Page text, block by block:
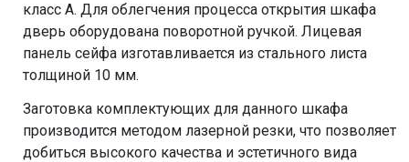
класс А. Для облегчения процесса открытия шкафа
дверь оборудована поворотной ручкой. Лицевая
панель сейфа изготавливается из стального листа
толщиной 10 мм.
Заготовка комплектующих для данного шкафа
производится методом лазерной резки, что позволяет
добиться высокого качества и эстетичного вида